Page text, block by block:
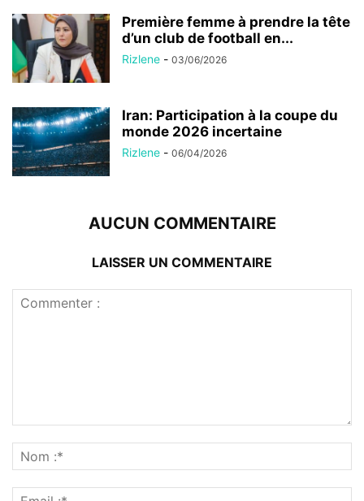
Première femme à prendre la tête
d’un club de football en...
Rizlene - 03/06/2026
Iran: Participation à la coupe du
monde 2026 incertaine
Rizlene - 06/04/2026
AUCUN COMMENTAIRE
LAISSER UN COMMENTAIRE